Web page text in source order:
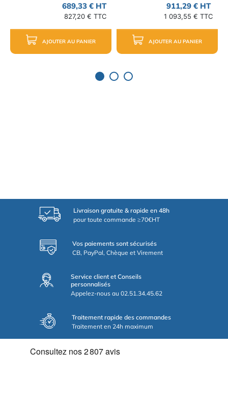
689,33 € HT
827,20 € TTC
AJOUTER AU PANIER
911,29 € HT
1 093,55 € TTC
AJOUTER AU PANIER
Livraison gratuite & rapide en 48h
pour toute commande ≥70€HT
Vos paiements sont sécurisés
CB, PayPal, Chèque et Virement
Service client et Conseils
personnalisés
Appelez-nous au 02.51.34.45.62
Traitement rapide des commandes
Traitement en 24h maximum